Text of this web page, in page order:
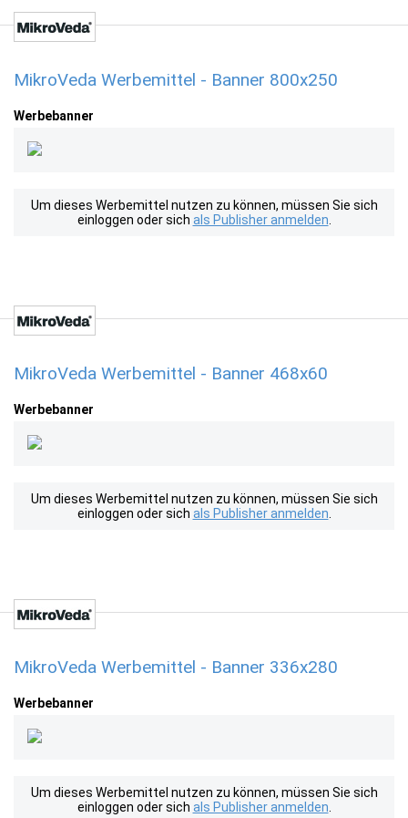
MikroVeda Werbemittel - Banner 800x250
Werbebanner
Um dieses Werbemittel nutzen zu können, müssen Sie sich
einloggen oder sich als Publisher anmelden
MikroVeda Werbemittel - Banner 468x60
Werbebanner
Um dieses Werbemittel nutzen zu können, müssen Sie sich
einloggen oder sich als Publisher anmelden
MikroVeda Werbemittel - Banner 336x280
Werbebanner
Um dieses Werbemittel nutzen zu können, müssen Sie sich
einloggen oder sich als Publisher anmelden